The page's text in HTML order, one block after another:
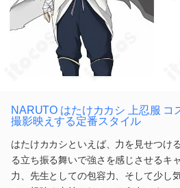
NARUTO はたけカカシ 上忍服 コ
撮影映えする定番スタイル
はたけカカシといえば、力を見せつけ
る立ち振る舞いで強さを感じさせるキ
力、先生としての包容力、そして少し